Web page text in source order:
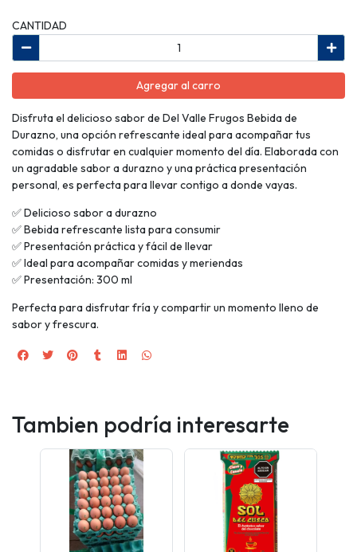
CANTIDAD
Agregar al carro
Disfruta el delicioso sabor de Del Valle Frugos Bebida de
Durazno, una opción refrescante ideal para acompañar tus
comidas o disfrutar en cualquier momento del día. Elaborada con
un agradable sabor a durazno y una práctica presentación
personal, es perfecta para llevar contigo a donde vayas.
✅ Delicioso sabor a durazno
✅ Bebida refrescante lista para consumir
✅ Presentación práctica y fácil de llevar
✅ Ideal para acompañar comidas y meriendas
✅ Presentación: 300 ml
Perfecta para disfrutar fría y compartir un momento lleno de
sabor y frescura.
Tambien podría interesarte